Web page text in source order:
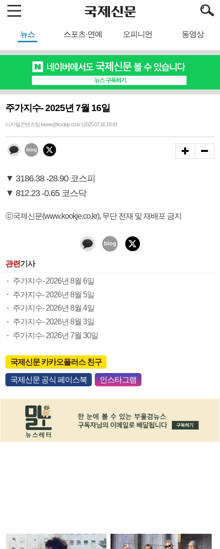
뉴스 스포츠·연예 오피니언 동영상
주가지수- 2025년 7월 16일
디지털콘텐츠팀 inews@kookje.co.kr | 2025.07.16 19:43
▼ 3186.38 -28.90 코스피
▼ 812.23 -0.65 코스닥
ⓒ국제신문(www.kookje.co.kr), 무단 전재 및 재배포 금지
관련기사
주가지수- 2026년 8월 6일
주가지수- 2026년 8월 5일
주가지수- 2026년 8월 4일
주가지수- 2026년 8월 3일
주가지수- 2026년 7월 30일
국제신문 카카오플러스 친구
국제신문 공식 페이스북 인스타그램